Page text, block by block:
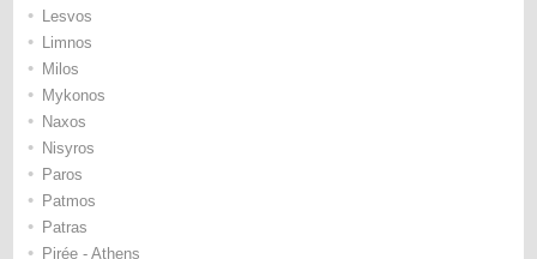
• Lesvos
• Limnos
• Milos
• Mykonos
• Naxos
• Nisyros
• Paros
• Patmos
• Patras
• Pirée - Athens